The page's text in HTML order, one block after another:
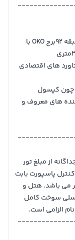
*بازدید از قسمت مدرن شهر مسکو سی تی و طبقه 92برج OKO با
های اقتصادی
چون کپسول
های معروف و
آن جداگانه از مبلغ تور
پاسپورت بابت
می باشد. هتل و
سوخت کامل